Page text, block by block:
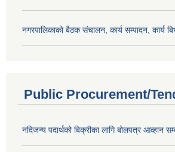
नगरपालिकाको बैठक संचालन, कार्य सम्पादन, कार्य
Public Procurement/
नदिजन्य पदार्थको बिक्रीका लागि बोलपत्र आव्हान